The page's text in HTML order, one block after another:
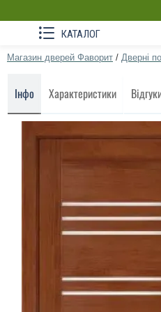
КАТАЛОГ
Магазин дверей Фаворит / Дверні
Інфо Характеристики